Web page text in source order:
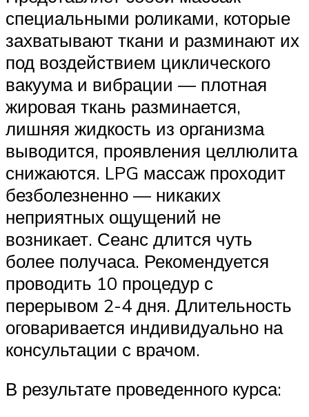
специальными роликами, которые
захватывают ткани и разминают их
под воздействием циклического
вакуума и вибрации — плотная
жировая ткань разминается,
лишняя жидкость из организма
выводится, проявления целлюлита
снижаются. LPG массаж проходит
безболезненно — никаких
неприятных ощущений не
возникает. Сеанс длится чуть
более получаса. Рекомендуется
проводить 10 процедур с
перерывом 2-4 дня. Длительность
оговаривается индивидуально на
консультации с врачом.
В результате проведенного курса: